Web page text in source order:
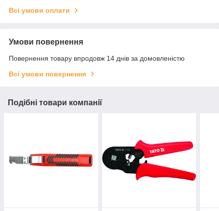
Всі умови оплати
Умови повернення
Повернення товару впродовж 14 днів за домовленістю
Всі умови повернення
Подібні товари компанії